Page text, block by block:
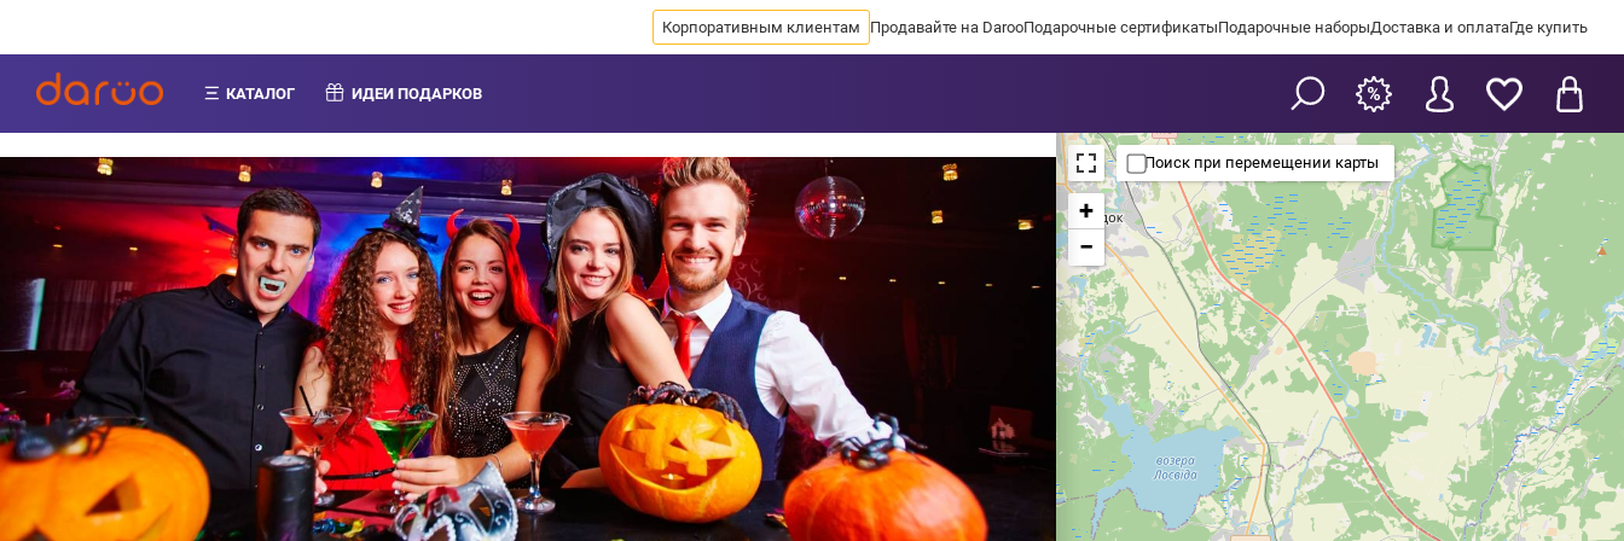
Корпоративным клиентам Продавайте на DarooПодарочные сертификатыПодарочные наборыДоставка и оплатаГде купить
КАТАЛОГ ИДЕИ ПОДАРКОВ
+
−
Поиск при перемещении карты